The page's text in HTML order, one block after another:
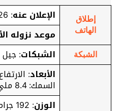
إطلاق
الهاتف
الإعلان عنه: 26 مارس 2022
موعد نزوله
الشبكة الشبكات: جيل
الأبعاد
السمك: 8.4 ملي متر
الوزن: 192 جرام